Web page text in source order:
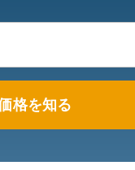
格を知る